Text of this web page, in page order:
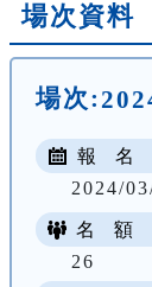
場次資料
場次:
報 名
2024/
名 額
26